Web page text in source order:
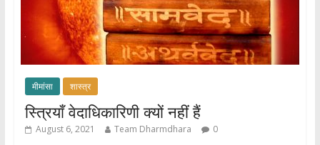
मीमांसा शास्त्र
स्त्रियाँ वेदाधिकारिणी क्यों नहीं हैं
August 6, 2021 Team Dharmdhara 0